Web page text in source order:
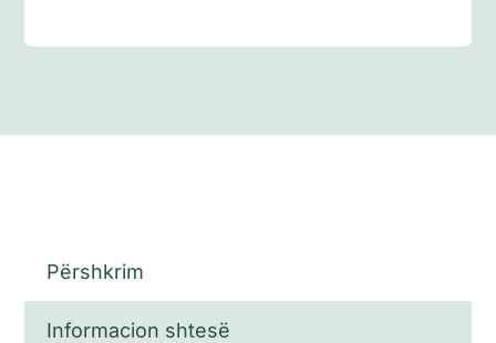
Përshkrim
Informacion shtesë